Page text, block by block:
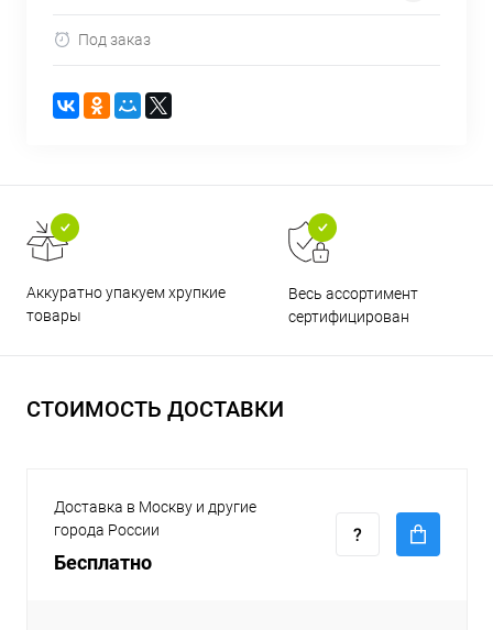
Под заказ
Аккуратно упакуем хрупкие
товары
Весь ассортимент
сертифицирован
СТОИМОСТЬ ДОСТАВКИ
Доставка в Москву и другие
города России
Бесплатно